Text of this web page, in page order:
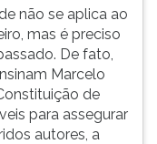
não se aplica ao
mas é preciso
De fato,
Marcelo
de
para assegurar
autores, a